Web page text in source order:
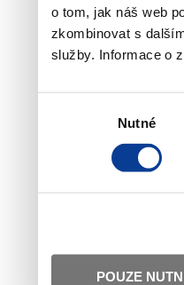
o tom, jak náš web
zkombinovat s
služby. Informace o
Nutné
POUZE